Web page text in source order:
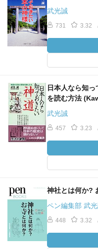
武光誠
731 3.32
日本人なら知
を読む方法
武光誠
457 3.23
神社とは何か?
ペン編集部 武
448 3.32